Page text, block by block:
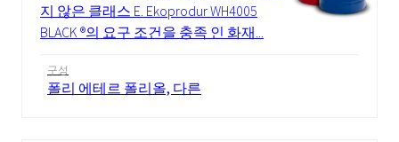
지 않은 클래스 E. Ekoprodur WH4005
BLACK ®의 요구 조건을 충족 인 화재...
구성
폴리 에테르 폴리올, 다른